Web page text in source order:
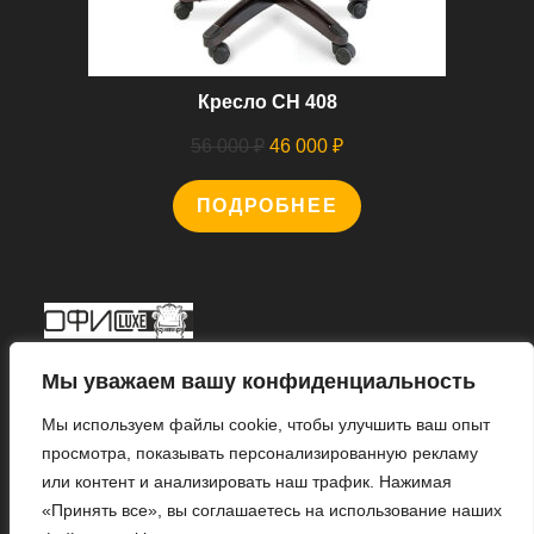
Мы уважаем вашу конфиденциальность
Мы используем файлы cookie, чтобы улучшить ваш опыт
просмотра, показывать персонализированную рекламу
или контент и анализировать наш трафик. Нажимая
«Принять все», вы соглашаетесь на использование наших
Кресло CH 408
56 000₽ Первоначальная
цена
составляла
46 000 ₽Текущая
46
ПОДРОБНЕЕ
Откроется
в